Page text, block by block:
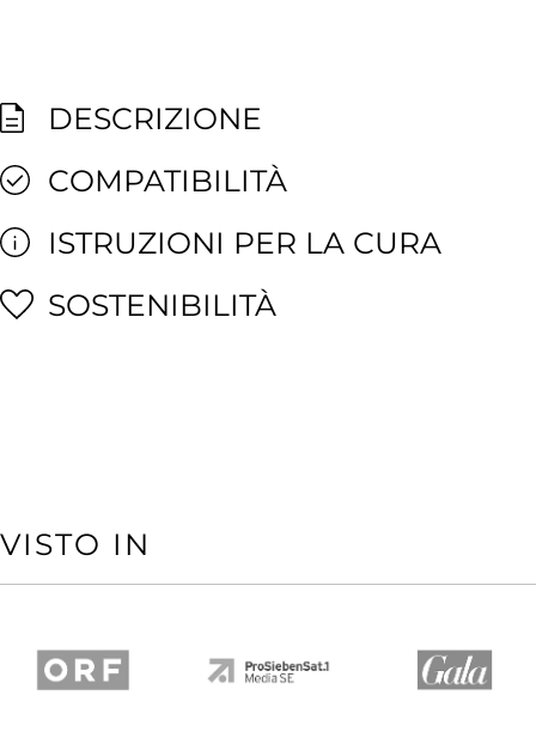
DESCRIZIONE
COMPATIBILITÀ
ISTRUZIONI PER LA CURA
SOSTENIBILITÀ
VISTO IN